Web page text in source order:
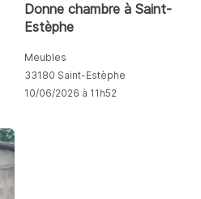
Donne chambre à Saint-
Estèphe
Meubles
33180 Saint-Estèphe
10/06/2026 à 11h52